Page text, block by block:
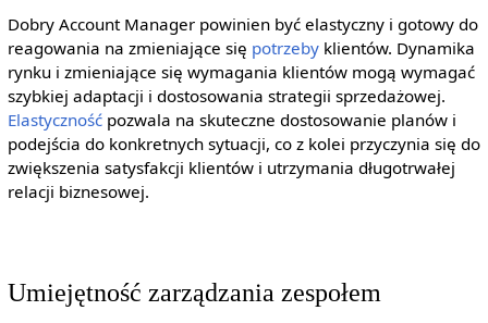
Dobry Account Manager powinien być elastyczny i gotowy do
reagowania na zmieniające się potrzebyklientów. Dynamika
rynku i zmieniające się wymagania klientów mogą wymagać
szybkiej adaptacji i dostosowania strategii sprzedażowej.
Elastycznośćpozwala na skuteczne dostosowanie planów i
podejścia do konkretnych sytuacji, co z kolei przyczynia się do
zwiększenia satysfakcji klientów i utrzymania długotrwałej
relacji biznesowej.
Umiejętność zarządzania zespołem